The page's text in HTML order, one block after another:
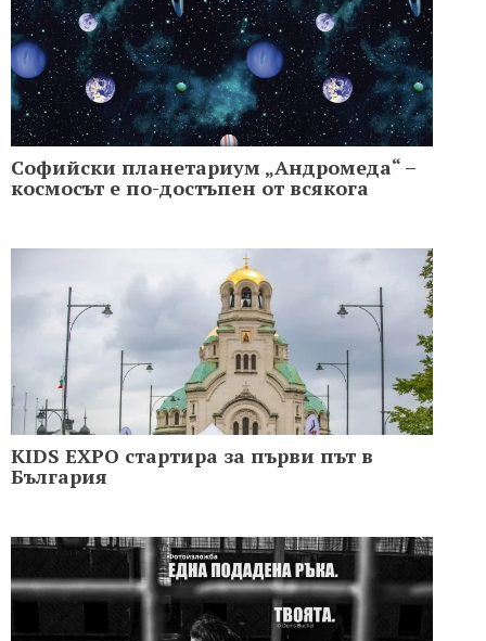
Софийски планетариум „Андромеда“ –
космосът е по-достъпен от всякога
KIDS EXPO стартира за първи път в
България